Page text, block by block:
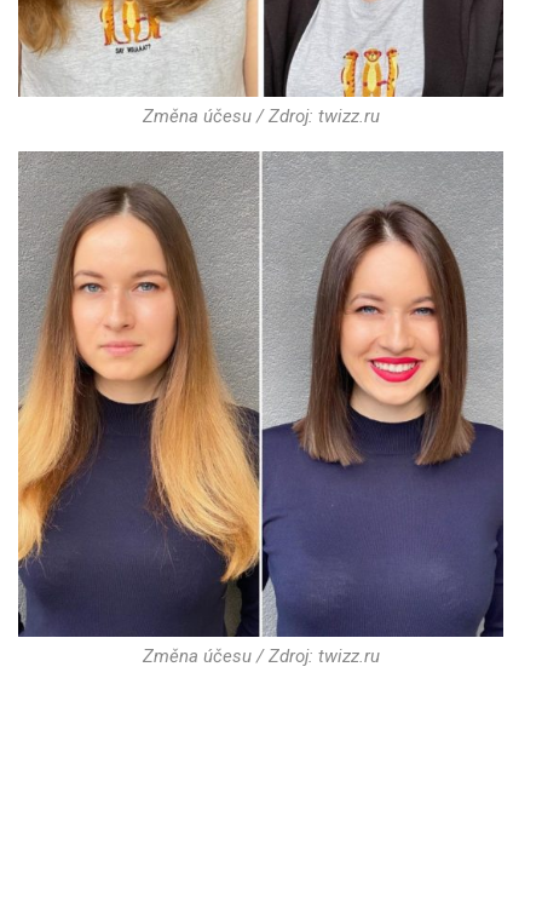
Změna účesu / Zdroj: twizz.ru
Změna účesu / Zdroj: twizz.ru